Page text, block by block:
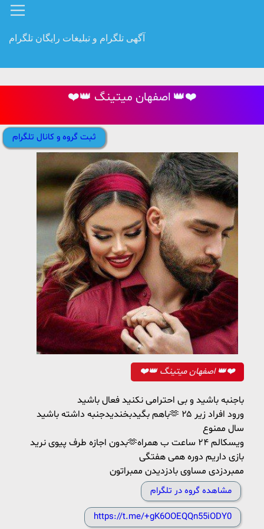
آگهی تلگرام و تبلیغات رایگان تلگرام
❤️👑 اصفهان میتینگ 👑❤️
ثبت گروه و کانال تلگرام
❤️👑 اصفهان میتینگ 👑❤️
باجنبه باشید و بی احترامی نکنید فعال باشید
باهم بگیدبخندیدجنبه داشته باشید🫶 ورود افراد زیر ۲۵
سال ممنوع
بدون اجازه طرف پیوی نرید🫶ویسکالم ۲۴ ساعت ب همراه
بازی داریم دوره همی هفتگی
ممبردزدی مساوی بادزدیدن ممبراتون
مشاهده گروه در تلگرام
https://t.me/+gK6OOEQQn55iODY0